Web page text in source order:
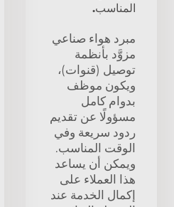
المناسب.
مبرد هواء صناعي
مزوَّد بأنظمة
توصيل (قنوات)،
ويكون موظف
بدوام كامل
مسؤولًا عن تقديم
ردود سريعة وفي
الوقت المناسب.
ويمكن أن يساعد
هذا العملاء على
إكمال الخدمة عند